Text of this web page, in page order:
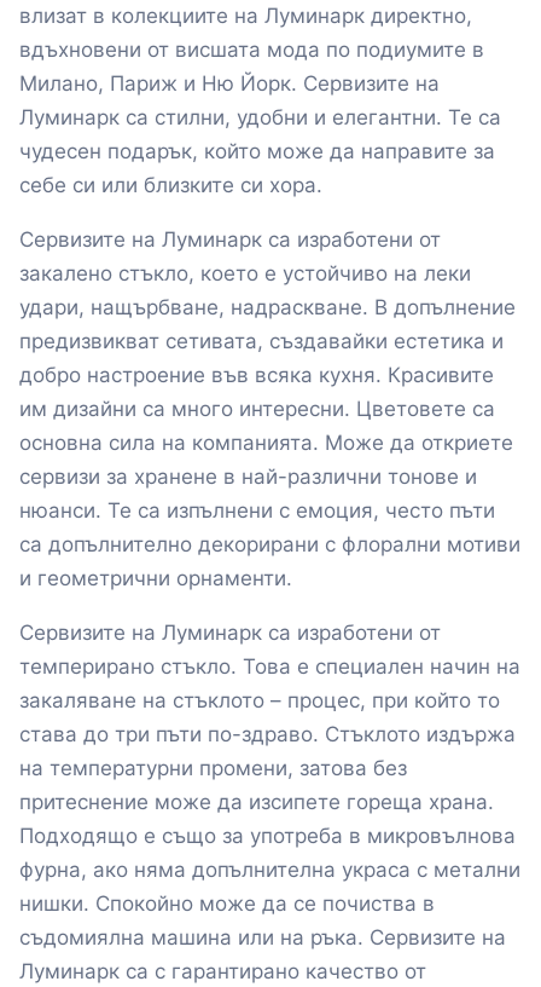
влизат в колекциите на Луминарк директно,
вдъхновени от висшата мода по подиумите в
Милано, Париж и Ню Йорк. Сервизите на
Луминарк са стилни, удобни и елегантни. Те са
чудесен подарък, който може да направите за
себе си или близките си хора.
Сервизите на Луминарк са изработени от
закалено стъкло, което е устойчиво на леки
удари, нащърбване, надраскване. В допълнение
предизвикват сетивата, създавайки естетика и
добро настроение във всяка кухня. Красивите
им дизайни са много интересни. Цветовете са
основна сила на компанията. Може да откриете
сервизи за хранене в най-различни тонове и
нюанси. Те са изпълнени с емоция, често пъти
са допълнително декорирани с флорални мотиви
и геометрични орнаменти.
Сервизите на Луминарк са изработени от
темперирано стъкло. Това е специален начин на
закаляване на стъклото – процес, при който то
става до три пъти по-здраво. Стъклото издържа
на температурни промени, затова без
притеснение може да изсипете гореща храна.
Подходящо е също за употреба в микровълнова
фурна, ако няма допълнителна украса с метални
нишки. Спокойно може да се почиства в
съдомиялна машина или на ръка. Сервизите на
Луминарк са с гарантирано качество от